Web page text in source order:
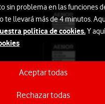
¿Necesitas
Te
sin problema en las funciones
te llevará más de 4 minutos.
política de cookies.Y aquí
Rechazar todas
Aceptar todas